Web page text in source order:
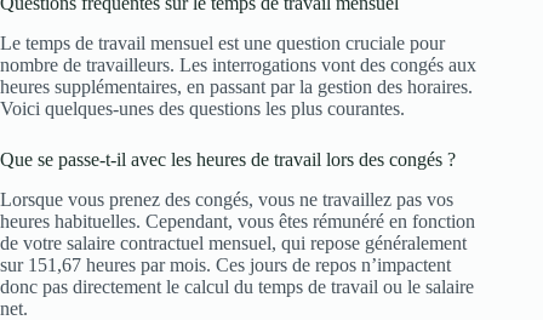
Le temps de travail mensuel est une question cruciale pour
nombre de travailleurs. Les interrogations vont des congés aux
heures supplémentaires, en passant par la gestion des horaires.
Voici quelques-unes des questions les plus courantes.
Que se passe-t-il avec les heures de travail lors des congés ?
Lorsque vous prenez des congés, vous ne travaillez pas vos
heures habituelles. Cependant, vous êtes rémunéré en fonction
de votre salaire contractuel mensuel, qui repose généralement
sur 151,67 heures par mois. Ces jours de repos n’impactent
donc pas directement le calcul du temps de travail ou le salaire
net.